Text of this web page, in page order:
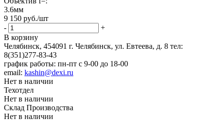
3.6мм
9 150 руб./шт
-
+
В корзину
Челябинск, 454091 г. Челябинск, ул. Евтеева, д. 8 тел:
8(351)277-83-43
график работы: пн-пт с 9-00 до 18-00
email: kashin@dexi.ru
Нет в наличии
Техотдел
Нет в наличии
Склад Производства
Нет в наличии